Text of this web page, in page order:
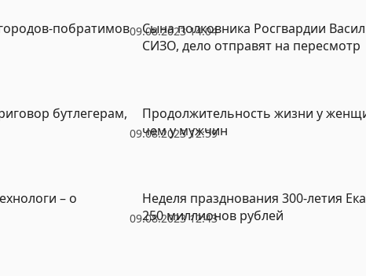
09.08.2023 14:04
побратимов
Сына полковника Росгвардии
СИЗО, дело отправят на пересмотр
09.08.2023 12:59
бутлегерам,
Продолжительность жизни у
чем у мужчин
09.08.2023 12:43
– о
Неделя празднования 300-летия
250 миллионов рублей